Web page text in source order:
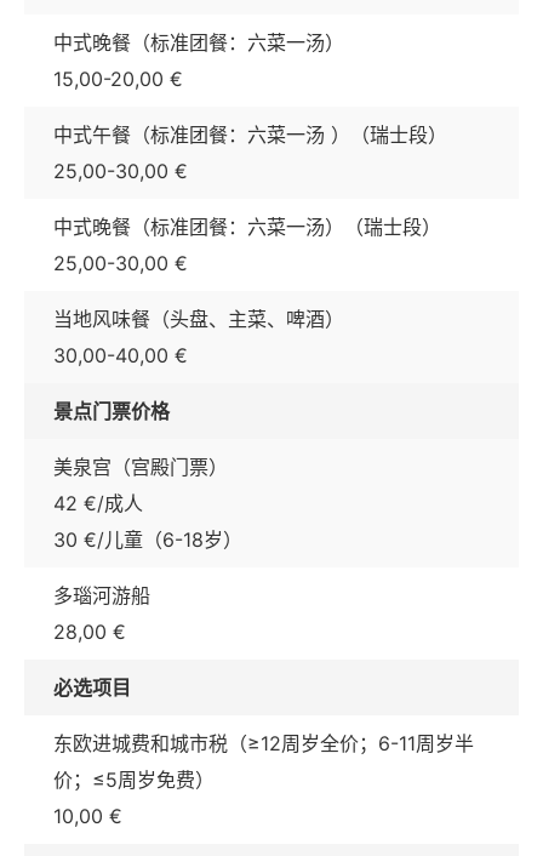
中式晚餐（标准团餐：六菜一汤）
15,00-20,00 €
中式午餐（标准团餐：六菜一汤 ）（瑞士段）
25,00-30,00 €
中式晚餐（标准团餐：六菜一汤）（瑞士段）
25,00-30,00 €
当地风味餐（头盘、主菜、啤酒）
30,00-40,00 €
景点门票价格
美泉宫（宫殿门票）
42 €/成人
30 €/儿童（6-18岁）
多瑙河游船
28,00 €
必选项目
东欧进城费和城市税（≥12周岁全价；6-11周岁半
价；≤5周岁免费）
10,00 €